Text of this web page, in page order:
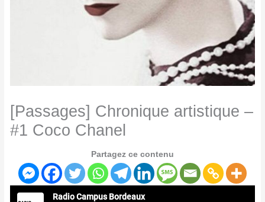
[Passages] Chronique artistique –
#1 Coco Chanel
Partagez ce contenu
Radio Campus Bordeaux